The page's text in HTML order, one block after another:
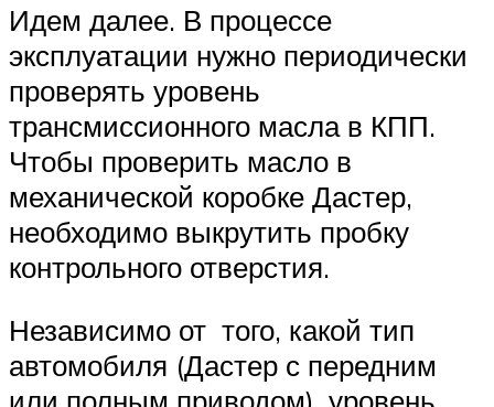
Идем далее. В процессе
эксплуатации нужно периодически
проверять уровень
трансмиссионного масла в КПП.
Чтобы проверить масло в
механической коробке Дастер,
необходимо выкрутить пробку
контрольного отверстия.
Независимо от того, какой тип
автомобиля (Дастер с передним